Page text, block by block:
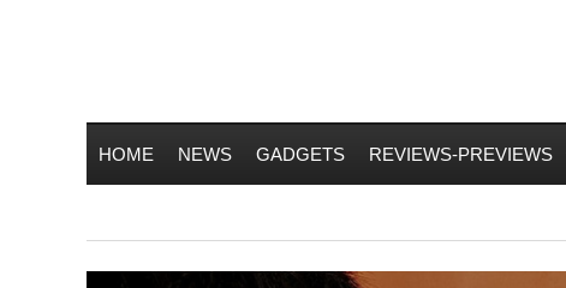
HOME NEWS GADGETS REVIEWS-PREVIEWS